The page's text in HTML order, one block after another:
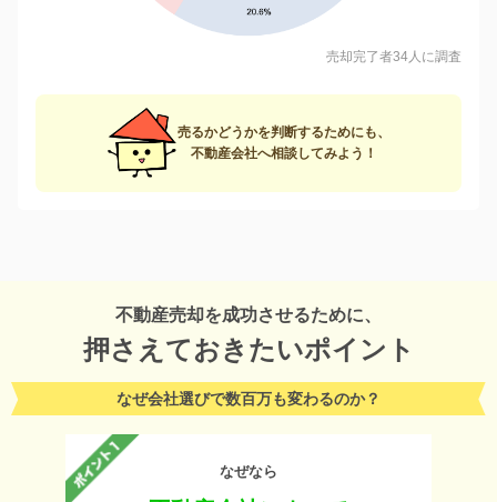
売却完了者34人に調査
売るかどうかを判断するためにも、
不動産会社へ相談してみよう！
不動産売却を成功させるために、
押さえておきたいポイント
なぜ会社選びで数百万も変わるのか？
なぜなら